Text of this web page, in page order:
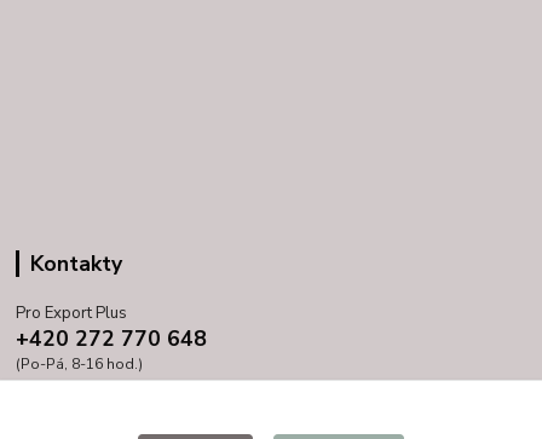
Kontakty
Pro Export Plus
+420 272 770 648
(Po-Pá, 8-16 hod.)